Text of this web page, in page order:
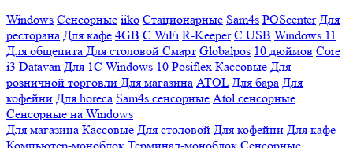
Windows Сенсорные iiko Стационарные Sam4s POScenter Для
ресторана Для кафе 4GB С WiFi R-Keeper С USB Windows 11
Для общепита Для столовой Смарт Globalpos 10 дюймов Core
i3 Datavan Для 1С Windows 10 Posiflex Кассовые Для
розничной торговли Для магазина ATOL Для бара Для
кофейни Для horeca Sam4s сенсорные Atol сенсорные
Сенсорные на Windows
Для магазина Кассовые Для столовой Для кофейни Для кафе